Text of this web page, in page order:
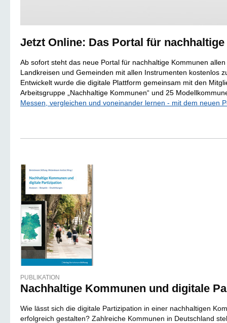
Jetzt Online: Das Portal für
Ab sofort steht das neue Portal für nachhaltige Kommunen
Landkreisen und Gemeinden mit allen Instrumenten kostenlos
Entwickelt wurde die digitale Plattform gemeinsam mit den
Arbeitsgruppe „Nachhaltige Kommunen“ und 25
Messen, vergleichen und voneinander lernen - mit dem neuen
PUBLIKATION
Nachhaltige Kommunen und digitale
Wie lässt sich die digitale Partizipation in einer nachhaltigen
erfolgreich gestalten? Zahlreiche Kommunen in Deutschland